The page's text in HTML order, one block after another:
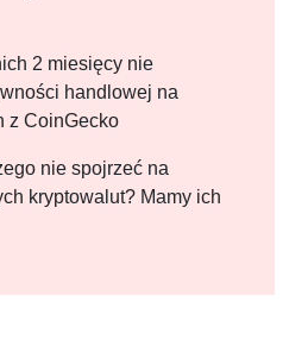
2 miesięcy nie
handlowej na
z CoinGecko
nie spojrzeć na
kryptowalut? Mamy ich